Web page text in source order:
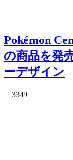
Pokémon
の商品を発
ーデザイン
3349